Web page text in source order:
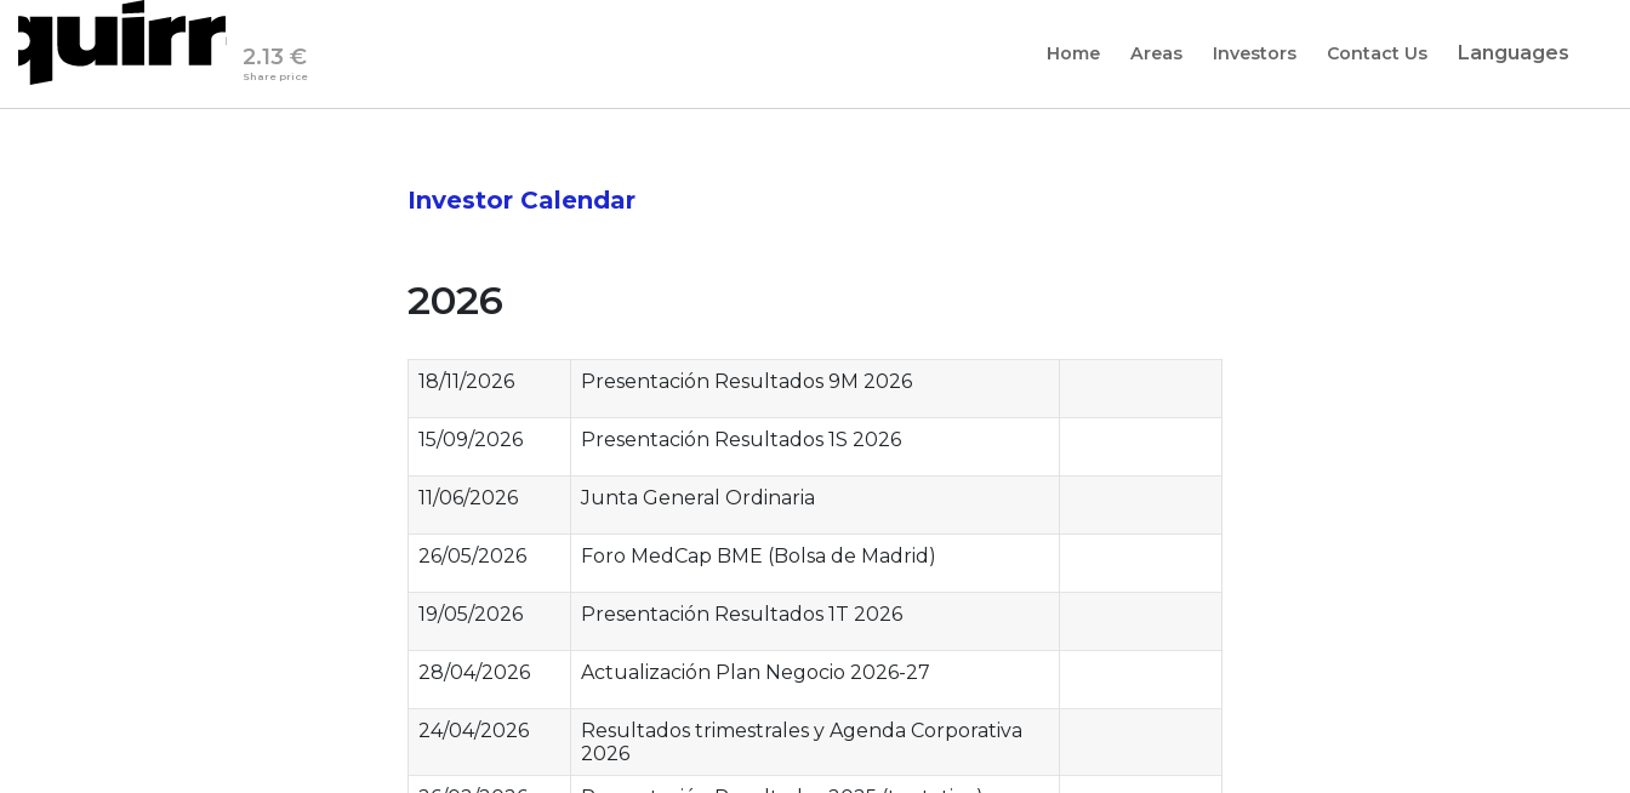
2.13 €
Share price
Home Areas Investors Contact Us Languages
Investor Calendar
2026
18/11/2026 Presentación Resultados 9M 2026
15/09/2026 Presentación Resultados 1S 2026
11/06/2026 Junta General Ordinaria
26/05/2026 Foro MedCap BME (Bolsa de Madrid)
19/05/2026 Presentación Resultados 1T 2026
28/04/2026 Actualización Plan Negocio 2026-27
24/04/2026
Resultados trimestrales y Agenda Corporativa
2026